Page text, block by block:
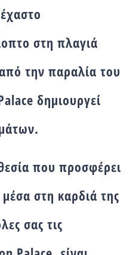
στη πλαγιά
την παραλία του
δημιουργεί
που προσφέρει
στη καρδιά της
σας τις